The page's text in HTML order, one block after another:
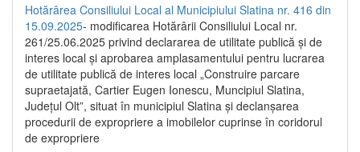
Hotărârea Consiliului Local al Municipiului Slatina nr. 416 din
15.09.2025- modificarea Hotărârii Consiliului Local nr.
261/25.06.2025 privind declararea de utilitate publică și de
interes local și aprobarea amplasamentului pentru lucrarea
de utilitate publică de interes local „Construire parcare
supraetajată, Cartier Eugen Ionescu, Muncipiul Slatina,
Județul Olt”, situat în municipiul Slatina și declanșarea
procedurii de expropriere a imobilelor cuprinse în coridorul
de expropriere